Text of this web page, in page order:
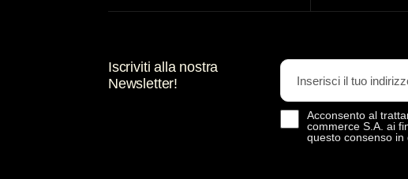
Iscriviti alla nostra
Newsletter!
Acconsento al
commerce S.A. ai
questo consenso in